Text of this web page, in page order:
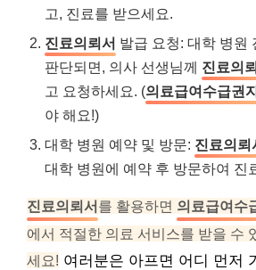
고, 진료를 받으세요.
진료의뢰서 발급 요청: 대학 병원
판단되면, 의사 선생님께 진료의
고 요청하세요. (의료급여수급권
야 해요!)
대학 병원 예약 및 방문: 진료의뢰
대학 병원에 예약 후 방문하여 진
진료의뢰서를 활용하면 의료급여수
에서 적절한 의료 서비스를 받을 수
세요! 여러분은 아프면 어디 먼저